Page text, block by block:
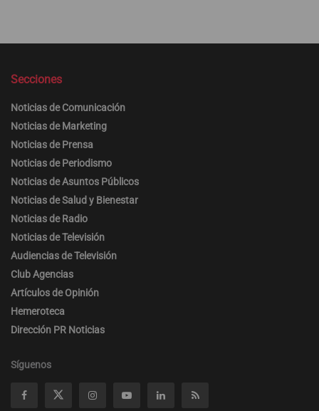
Secciones
Noticias de Comunicación
Noticias de Marketing
Noticias de Prensa
Noticias de Periodismo
Noticias de Asuntos Públicos
Noticias de Salud y Bienestar
Noticias de Radio
Noticias de Televisión
Audiencias de Televisión
Club Agencias
Artículos de Opinión
Hemeroteca
Dirección PR Noticias
Síguenos